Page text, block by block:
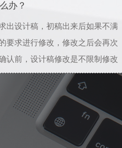
办？
出设计稿，初稿出来后如果不满
要求进行修改，修改之后会再次
认前，设计稿修改是不限制修改
准确的修改意见，是不会存在设
初稿我司设计人员理解错误，相
起，之前的全部工作量我们愿意